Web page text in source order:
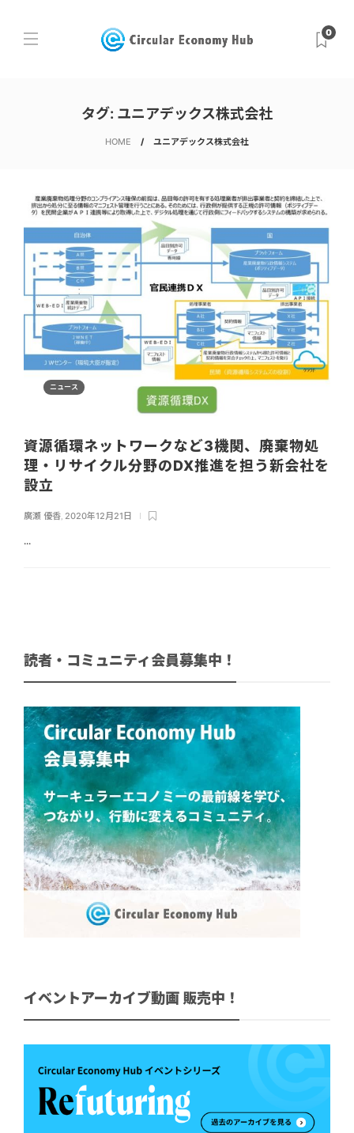
0
タグ: ユニアデックス株式会社
HOME ユニアデックス株式会社
ニュース
資源循環ネットワークなど3機関、廃棄物処
理・リサイクル分野のDX推進を担う新会社を
設立
廣瀬 優香, 2020年12月21日
...
読者・コミュニティ会員募集中！
イベントアーカイブ動画 販売中！